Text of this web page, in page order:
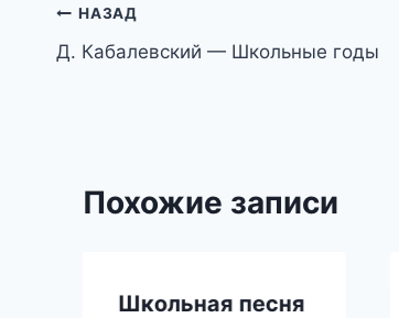
Навигация
по
НАЗАД
Д. Кабалевский — Школьные годы
Похожие записи
Школьная песня